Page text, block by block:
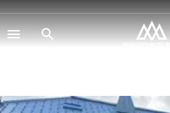
Direkt
zum
Inhalt